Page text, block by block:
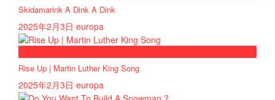
Skidamarink A Dink A Dink
2025年2月3日 europa
Rise Up | Martin Luther King Song
2025年2月3日 europa